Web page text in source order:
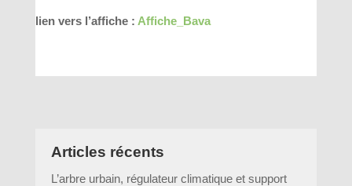
lien vers l’affiche : Affiche_Bava
Articles récents
L’arbre urbain, régulateur climatique et support